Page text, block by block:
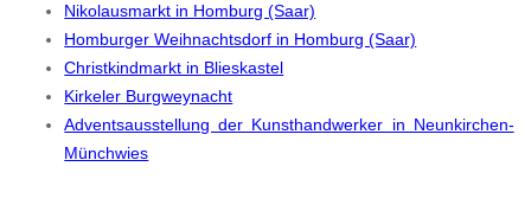
Nikolausmarkt in Homburg (Saar)
Homburger Weihnachtsdorf in Homburg (Saar)
Christkindmarkt in Blieskastel
Kirkeler Burgweynacht
Adventsausstellung der Kunsthandwerker in Neunkirchen-
Münchwies